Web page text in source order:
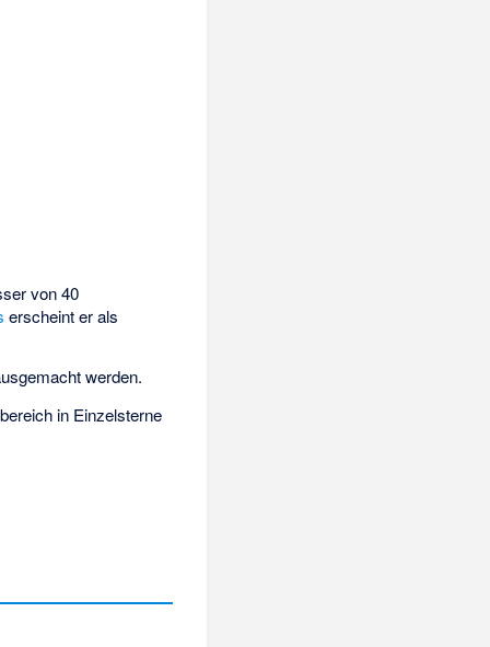
von 40
erscheint er als
werden.
in Einzelsterne